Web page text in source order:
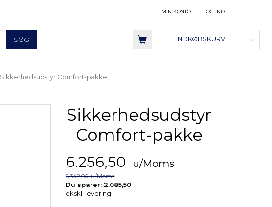
LOG IND
MIN KONTO
SØG INDKØBSKURV
Sikkerhedsudstyr Comfort-pakke
Sikkerhedsudstyr
Comfort-pakke
6.256,50 u/Moms
8.342,00u/Moms
Du sparer:2.085,50
ekskl. levering